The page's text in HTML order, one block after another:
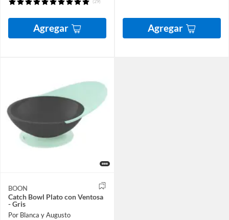
Agregar Agregar
BOON
Catch Bowl Plato con Ventosa
- Gris
Por Blanca y Augusto